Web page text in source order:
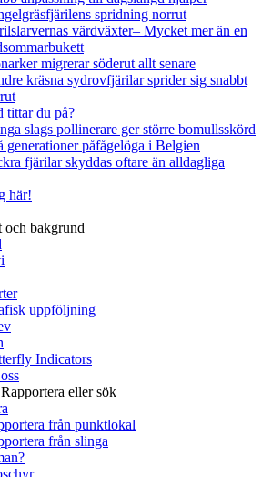
spridning norrut
värdväxter– Mycket mer än en
migrerar söderut allt senare
kräsna sydrovfjärilar sprider sig snabbt
tittar du på?
slags pollinerare ger större bomullsskörd
generationer påfågelöga i Belgien
fjärilar skyddas oftare än alldagliga
här!
och bakgrund
uppföljning
Indicators
Rapportera eller sök
från punktlokal
från slinga